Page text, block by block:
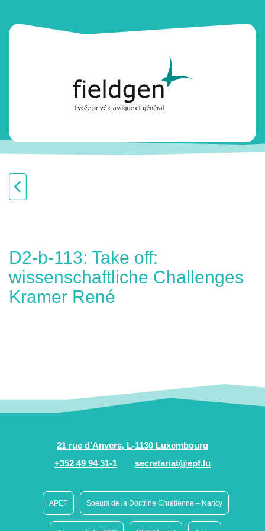
D2-b-113: Take off:
wissenschaftliche Challenges
Kramer René
21 rue d’Anvers, L-1130 Luxembourg
+352 49 94 31-1
secretariat@epf.lu
APEF Soeurs de la Doctrine Chrétienne – Nancy